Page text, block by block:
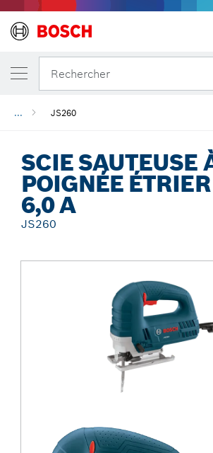
Rechercher
... JS260
SCIE SAUTEUSE
POIGNÉE
6,0 A
JS260